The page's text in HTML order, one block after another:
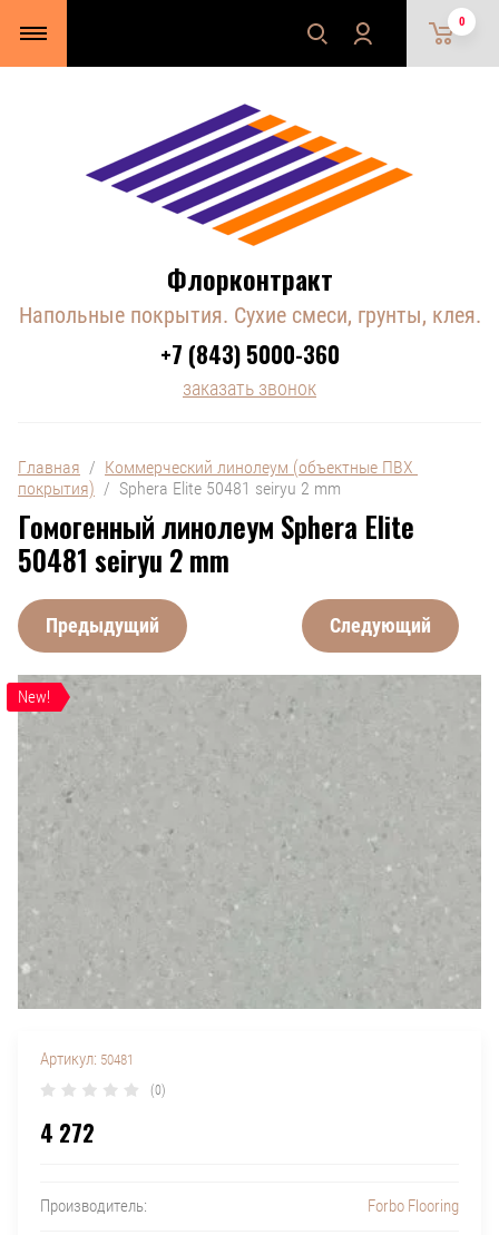
0
Флорконтракт
Напольные покрытия. Сухие смеси, грунты, клея.
+7 (843) 5000-360
заказать звонок
Главная
  /
Коммерческий линолеум (объектные ПВХ
покрытия)
  /  Sphera Elite 50481 seiryu 2 mm
Гомогенный линолеум Sphera Elite
50481 seiryu 2 mm
Предыдущий Следующий
New!
Артикул: 50481
(0)
4 272
Производитель: Forbo Flooring